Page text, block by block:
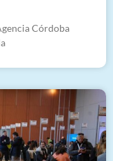
Córdoba